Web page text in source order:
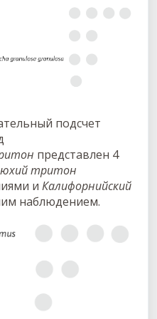
подсчет
представлен 4
тритон
и Калифорнийский
наблюдением.